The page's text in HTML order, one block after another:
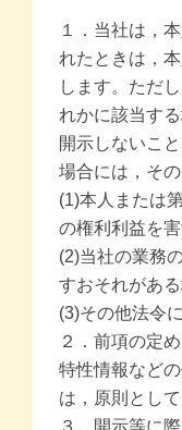
１．当社は，
れたときは，
します。ただ
れかに該当す
開示しないこ
場合には，そ
(1)本人または
の権利利益を
(2)当社の業務
すおそれがあ
(3)その他法令
２．前項の定
特性情報など
は，原則とし
３．開示等に